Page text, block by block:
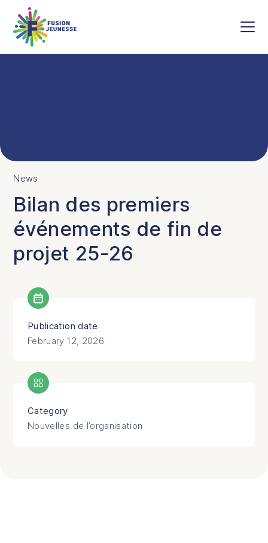
Skip to main content
Fusion Jeunesse
News
Bilan des premiers
événements de fin de
projet 25-26
Publication date
February 12, 2026
Category
Nouvelles de l’organisation